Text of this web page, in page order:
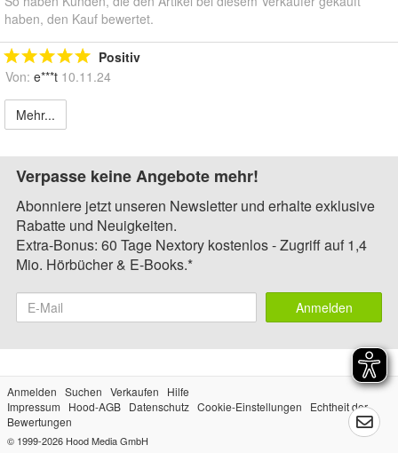
haben, den Kauf bewertet.
Positiv
Von: e***t 10.11.24
Mehr...
Verpasse keine Angebote mehr!
Abonniere jetzt unseren Newsletter und erhalte exklusive
Rabatte und Neuigkeiten.
Extra-Bonus: 60 Tage Nextory kostenlos - Zugriff auf 1,4
Mio. Hörbücher & E-Books.*
Anmelden
Anmelden Suchen Verkaufen
Hilfe
Impressum
Hood-AGB Datenschutz Cookie-Einstellungen
Echtheit der
Bewertungen
© 1999-2026 Hood Media GmbH